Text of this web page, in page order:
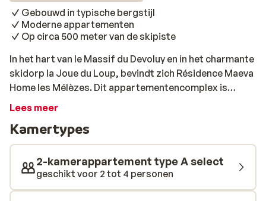
Gebouwd in typische bergstijl
Moderne appartementen
Op circa 500 meter van de skipiste
In het hart van le Massif du Devoluy en in het charmante
skidorp la Joue du Loup, bevindt zich Résidence Maeva
Home les Mélèzes. Dit appartementencomplex is
gebouwd in typische bergstijl, waardoor het perfect
studio's en appartementen, die allemaal modern
ingericht zijn. Zowel het centrum als de piste ligt op
circa 500 tot 600 meter van het
appartementencomplex. 's Avonds kun je zelf wat
lekkers klaarmaken in je appartement, of aanschuiven
Lees meer
Kamertypes
2-kamerappartement type A select
geschikt voor 2 tot 4 personen